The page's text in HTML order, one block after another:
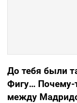
До тебя были
Фигу…
между